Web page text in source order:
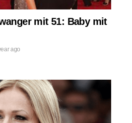
mit 51: Baby mit
ago